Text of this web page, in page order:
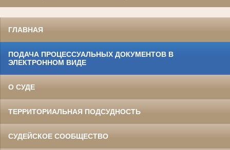
ГЛАВНАЯ
ПОДАЧА ПРОЦЕССУАЛЬНЫХ ДОКУМЕНТОВ В
ЭЛЕКТРОННОМ ВИДЕ
О СУДЕ
ТЕРРИТОРИАЛЬНАЯ ПОДСУДНОСТЬ
СУДЕЙСКОЕ СООБЩЕСТВО